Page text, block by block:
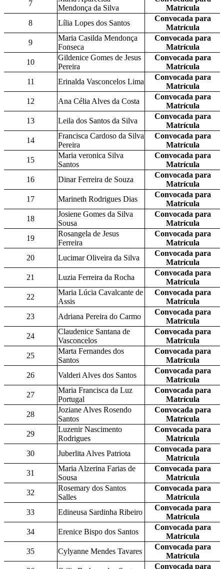
7
Mendonça da Silva
Matrícula
8
Lília Lopes dos Santos
Convocada para
Matrícula
9
Maria Casilda Mendonça
Fonseca
Convocada para
Matrícula
10
Gildenice Gomes de Jesus
Pereira
Convocada para
Matrícula
11
Erinalda Vasconcelos Lima
Convocada para
Matrícula
12
Ana Célia Alves da Costa
Convocada para
Matrícula
13
Leila dos Santos da Silva
Convocada para
Matrícula
14
Francisca Cardoso da Silva
Pereira
Convocada para
Matrícula
15
Maria veronica Silva
Santos
Convocada para
Matrícula
16
Dinar Ferreira de Souza
Convocada para
Matrícula
17
Marineth Rodrigues Dias
Convocada para
Matrícula
18
Josiene Gomes da Silva
Sousa
Convocada para
Matrícula
19
Rosangela de Jesus
Ferreira
Convocada para
Matrícula
20
Lucimar Oliveira da Silva
Convocada para
Matrícula
21
Luzia Ferreira da Rocha
Convocada para
Matrícula
22
Maria Lúcia Cavalcante de
Assis
Convocada para
Matrícula
23
Adriana Pereira do Carmo
Convocada para
Matrícula
24
Claudenice Santana de
Vasconcelos
Convocada para
Matrícula
25
Marta Fernandes dos
Santos
Convocada para
Matrícula
26
Valderi Alves dos Santos
Convocada para
Matrícula
27
Maria Francisca da Luz
Portugal
Convocada para
Matrícula
28
Joziane Alves Rosendo
Santos
Convocada para
Matrícula
29
Luzenir Nascimento
Rodrigues
Convocada para
Matrícula
30
Juberlita Alves Patriota
Convocada para
Matrícula
31
Maria Alzerina Farias de
Sousa
Convocada para
Matrícula
32
Rosemary dos Santos
Salles
Convocada para
Matrícula
33
Edineusa Sardinha Ribeiro
Convocada para
Matrícula
34
Erenice Bispo dos Santos
Convocada para
Matrícula
35
Cylyanne Mendes Tavares
Convocada para
Matrícula
Convocada para